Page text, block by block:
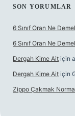
SON YORUMLAR
6 Sınıf Oran Ne
6 Sınıf Oran Ne
Dergah Kime Ait için
Dergah Kime Ait için
Zippo Çakmak